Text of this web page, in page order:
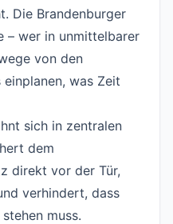
Die Brandenburger
– wer in unmittelbarer
von den
was Zeit
sich in zentralen
dem
direkt vor der Tür,
verhindert, dass
muss.